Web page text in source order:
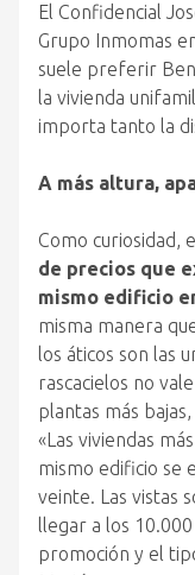
El Confidencial
Grupo Inmomas
suele preferir
la vivienda
importa tanto la
A más altura,
Como curiosidad,
de precios que
mismo edificio
misma manera
los áticos son las
rascacielos no
plantas más
«Las viviendas
mismo edificio se
veinte. Las vistas
llegar a los
promoción y el